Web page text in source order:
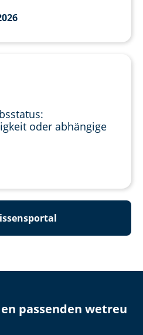
oder abhängige
passenden wetreu